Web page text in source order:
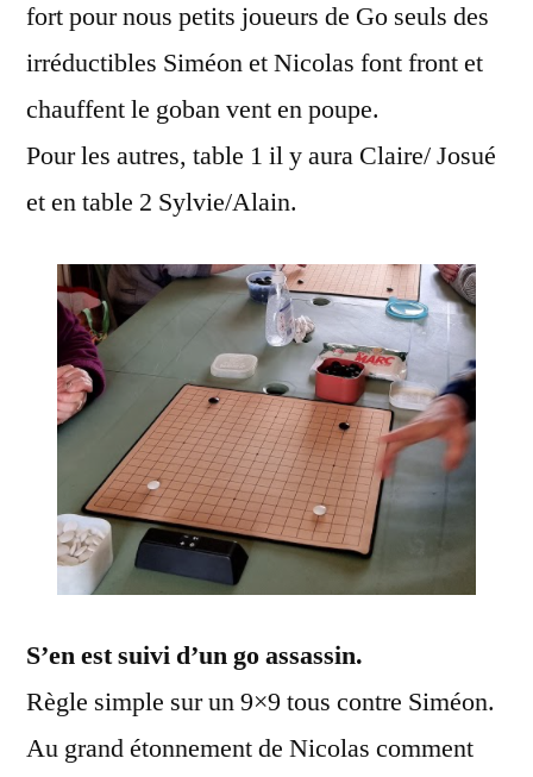
fort pour nous petits joueurs de Go seuls des
irréductibles Siméon et Nicolas font front et
chauffent le goban vent en poupe.
Pour les autres, table 1 il y aura Claire/ Josué
et en table 2 Sylvie/Alain.
S’en est suivi d’un go assassin.
Règle simple sur un 9×9 tous contre Siméon.
Au grand étonnement de Nicolas comment